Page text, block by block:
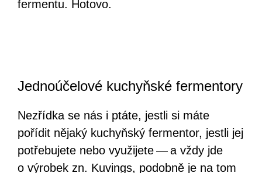
fermentu. Hotovo.
Jednoúčelové kuchyňské fermentory
Nezřídka se nás i ptáte, jestli si máte
pořídit nějaký kuchyňský fermentor, jestli jej
potřebujete nebo využijete — a vždy jde
o výrobek zn. Kuvings, podobně je na tom